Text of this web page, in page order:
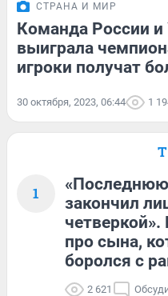
СТРАНА И МИР
Команда России и
выиграла
игроки получат
30 октября, 2023, 06:44 1
1
закончил
четверкой».
про сына,
боролся с
2 621